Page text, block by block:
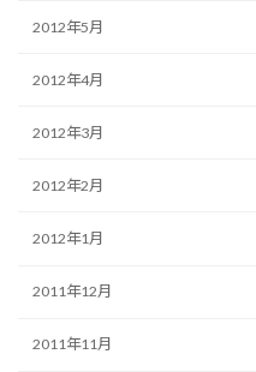
2012年5月
2012年4月
2012年3月
2012年2月
2012年1月
2011年12月
2011年11月